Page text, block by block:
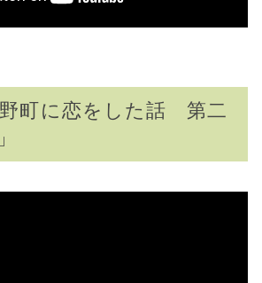
町に恋をした話 第二